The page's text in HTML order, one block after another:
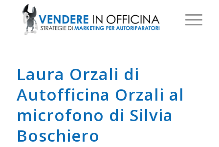
Laura Orzali di
Autofficina Orzali al
microfono di Silvia
Boschiero